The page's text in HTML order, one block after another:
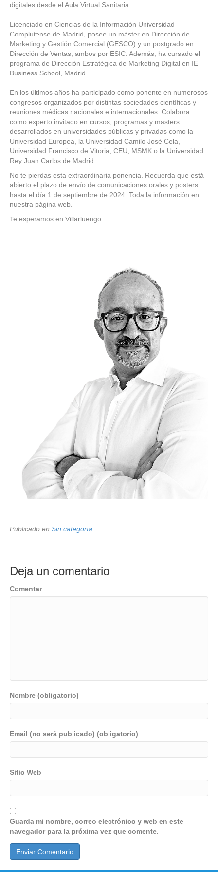
digitales desde el Aula Virtual Sanitaria.
Licenciado en Ciencias de la Información Universidad
Complutense de Madrid, posee un máster en Dirección de
Marketing y Gestión Comercial (GESCO) y un postgrado en
Dirección de Ventas, ambos por ESIC. Además, ha cursado el
programa de Dirección Estratégica de Marketing Digital en IE
Business School, Madrid.
En los últimos años ha participado como ponente en numerosos
congresos organizados por distintas sociedades científicas y
reuniones médicas nacionales e internacionales. Colabora
como experto invitado en cursos, programas y masters
desarrollados en universidades públicas y privadas como la
Universidad Europea, la Universidad Camilo José Cela,
Universidad Francisco de Vitoria, CEU, MSMK o la Universidad
Rey Juan Carlos de Madrid
No te pierdas esta extraordinaria ponencia. Recuerda que está
abierto el plazo de envío de comunicaciones orales y posters
hasta el día 1 de septiembre de 2024. Toda la información en
nuestra página web.
Te esperamos en Villarluengo.
Publicado en Sin categoría
Deja un comentario
Comentar
Nombre (obligatorio)
Email (no será publicado) (obligatorio)
Sitio Web
Guarda mi nombre, correo electrónico y web en este
navegador para la próxima vez que comente.